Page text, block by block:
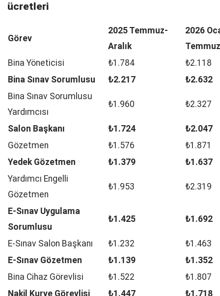
ücretleri
Görev
2025 Temmuz-
Aralık
2026
Temmuz
Bina Yöneticisi
₺1.784
₺2.118
Bina Sınav Sorumlusu
₺2.217
₺2.632
Bina Sınav Sorumlusu
Yardımcısı
₺1.960 ₺2.327
Salon Başkanı ₺1.724
₺2.047
Gözetmen
₺1.576
₺1.871
Yedek Gözetmen
₺1.379
₺1.637
Yardımcı Engelli
Gözetmen
₺1.953 ₺2.319
E-Sınav Uygulama
Sorumlusu
₺1.425 ₺1.692
E-Sınav Salon Başkanı ₺1.232
₺1.463
E-Sınav Gözetmen
₺1.139
₺1.352
Bina Cihaz Görevlisi
₺1.522
₺1.807
Nakil Kurye Görevlisi
₺1.447 ₺1.718